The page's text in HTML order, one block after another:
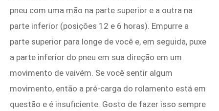
pneu com uma mão na parte superior e a outra na
parte inferior (posições 12 e 6 horas). Empurre a
parte superior para longe de você e, em seguida, puxe
a parte inferior do pneu em sua direção em um
movimento de vaivém. Se você sentir algum
movimento, então a pré-carga do rolamento está em
questão e é insuficiente. Gosto de fazer isso sempre